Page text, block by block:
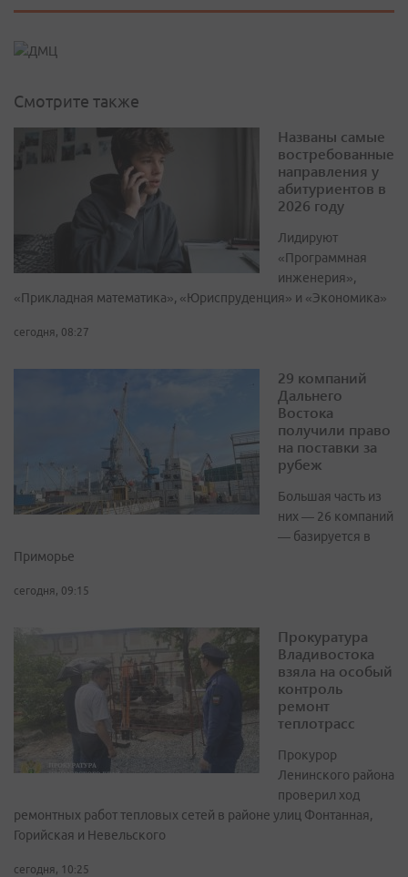
Смотрите также
Названы самые
востребованные
направления у
абитуриентов в
2026 году
Лидируют
«Программная
инженерия»,
«Прикладная математика», «Юриспруденция» и «Экономика»
сегодня, 08:27
29 компаний
Дальнего
Востока
получили право
на поставки за
рубеж
Большая часть из
них — 26 компаний
— базируется в
Приморье
сегодня, 09:15
Прокуратура
Владивостока
взяла на особый
контроль
ремонт
теплотрасс
Прокурор
Ленинского района
проверил ход
ремонтных работ тепловых сетей в районе улиц Фонтанная,
Горийская и Невельского
сегодня, 10:25